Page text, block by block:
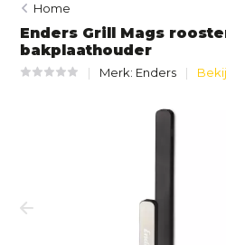
Home
Enders Grill Mags
bakplaathouder
Merk: Enders